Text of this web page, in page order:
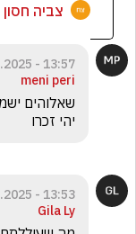
צביה חסון
13:57 - 04.11.2025
meni peri
יהי זכרו
13:53 - 04.11.2025
Gila Ly